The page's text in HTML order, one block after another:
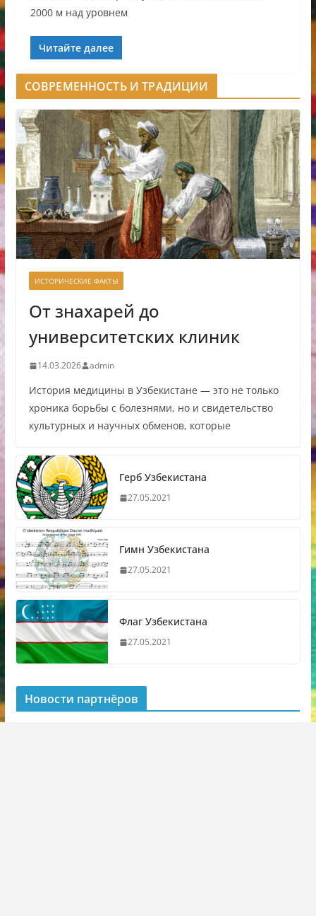
2000 м над уровнем
Читайте далее
СОВРЕМЕННОСТЬ И ТРАДИЦИИ
ИСТОРИЧЕСКИЕ ФАКТЫ
От знахарей до
университетских клиник
14.03.2026 admin
История медицины в Узбекистане — это не только
хроника борьбы с болезнями, но и свидетельство
культурных и научных обменов, которые
Герб Узбекистана
27.05.2021
Гимн Узбекистана
27.05.2021
Флаг Узбекистана
27.05.2021
Новости партнёров